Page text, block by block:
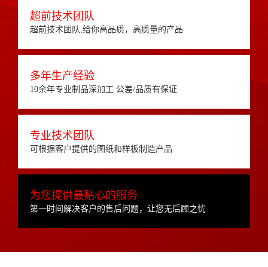
超前技术团队
超前技术团队,给你高品质，高质量的产品
多年生产经验
10余年专业制品深加工 公差/品质有保证
专业技术团队
可根据客户提供的图纸和样板制造产品
为您提供最贴心的服务
第一时间解决客户的售后问题，让您无后顾之忧